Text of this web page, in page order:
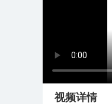
视频详情